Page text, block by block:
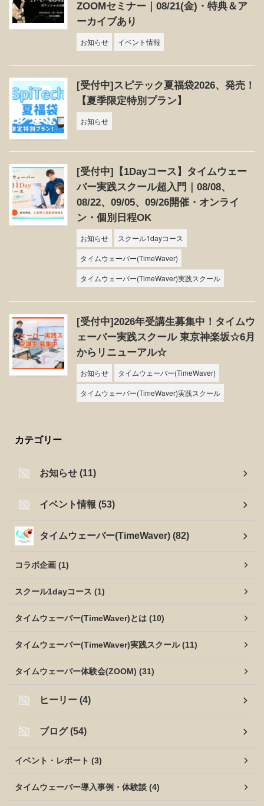
ZOOMセミナー｜08/21(金)・特典＆ア
ーカイブあり
お知らせ イベント情報
[受付中]スピテック夏福袋2026、発売！
【夏季限定特別プラン】
お知らせ
[受付中]【1Dayコース】タイムウェー
バー実践スクール超入門｜08/08、
08/22、09/05、09/26開催・オンライ
ン・個別日程OK
お知らせ
スクール1dayコース
タイムウェーバー(TimeWaver)
タイムウェーバー(TimeWaver)実践スクール
[受付中]2026年受講生募集中！タイムウ
ェーバー実践スクール 東京神楽坂☆6月
からリニューアル☆
お知らせ
タイムウェーバー(TimeWaver)
タイムウェーバー(TimeWaver)実践スクール
カテゴリー
お知らせ (11)
イベント情報 (53)
タイムウェーバー(TimeWaver) (82)
コラボ企画 (1)
スクール1dayコース (1)
タイムウェーバー(TimeWaver)とは (10)
タイムウェーバー(TimeWaver)実践スクール (11)
タイムウェーバー体験会(ZOOM) (31)
ヒーリー (4)
ブログ (54)
イベント・レポート (3)
タイムウェーバー導入事例・体験談 (4)